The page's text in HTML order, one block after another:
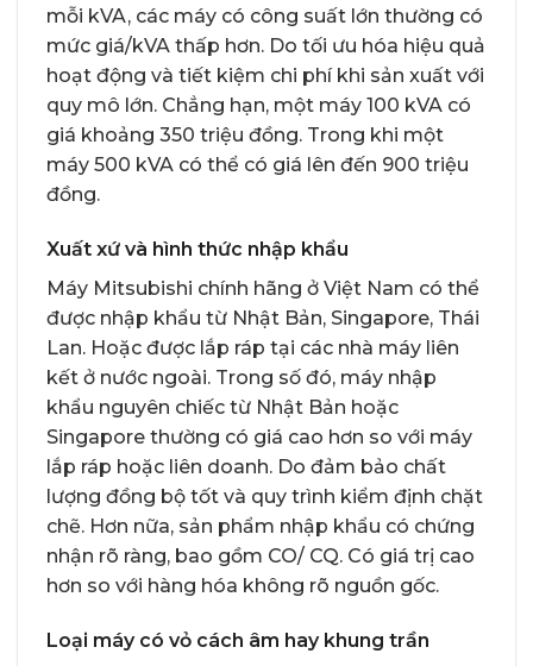
mỗi kVA, các máy có công suất lớn thường có
mức giá/kVA thấp hơn. Do tối ưu hóa hiệu quả
hoạt động và tiết kiệm chi phí khi sản xuất với
quy mô lớn. Chẳng hạn, một máy 100 kVA có
giá khoảng 350 triệu đồng. Trong khi một
máy 500 kVA có thể có giá lên đến 900 triệu
đồng.
Xuất xứ và hình thức nhập khẩu
Máy Mitsubishi chính hãng ở Việt Nam có thể
được nhập khẩu từ Nhật Bản, Singapore, Thái
Lan. Hoặc được lắp ráp tại các nhà máy liên
kết ở nước ngoài. Trong số đó, máy nhập
khẩu nguyên chiếc từ Nhật Bản hoặc
Singapore thường có giá cao hơn so với máy
lắp ráp hoặc liên doanh. Do đảm bảo chất
lượng đồng bộ tốt và quy trình kiểm định chặt
chẽ. Hơn nữa, sản phẩm nhập khẩu có chứng
nhận rõ ràng, bao gồm CO/ CQ. Có giá trị cao
hơn so với hàng hóa không rõ nguồn gốc.
Loại máy có vỏ cách âm hay khung trần